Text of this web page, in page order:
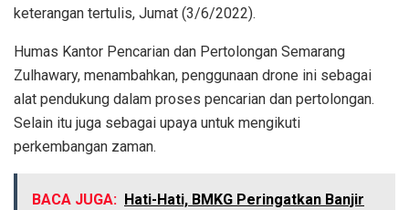
keterangan tertulis, Jumat (3/6/2022).
Humas Kantor Pencarian dan Pertolongan Semarang
Zulhawary, menambahkan, penggunaan drone ini sebagai
alat pendukung dalam proses pencarian dan pertolongan.
Selain itu juga sebagai upaya untuk mengikuti
perkembangan zaman.
BACA JUGA: Hati-Hati, BMKG Peringatkan Banjir